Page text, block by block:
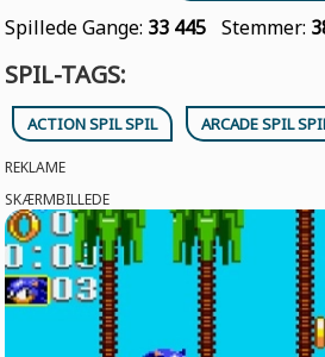
Spillede Gange: 33 445 Stemmer:
SPIL-TAGS:
ACTION SPIL SPIL ARCADE SPIL
REKLAME
SKÆRMBILLEDE